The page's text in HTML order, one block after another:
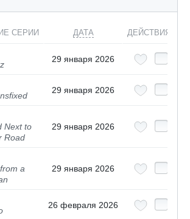
СЕРИИ ДАТА ДЕЙСТВИЯ
29 января 2026
29 января 2026
Next to
Road
29 января 2026
a
29 января 2026
26 февраля 2026